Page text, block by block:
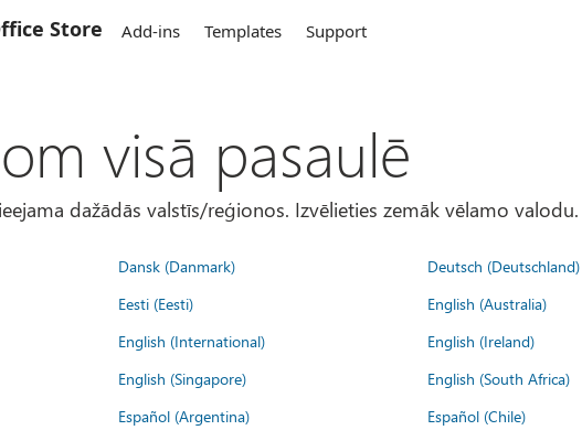
Store Add-ins Templates Support
visā pasaulē
dažādās valstīs/reģionos. Izvēlieties zemāk vēlamo valodu.
Dansk (Danmark) Deutsch (Deutschland)
Eesti (Eesti) English (Australia)
English (International) English (Ireland)
English (Singapore) English (South Africa)
Español (Argentina) Español (Chile)